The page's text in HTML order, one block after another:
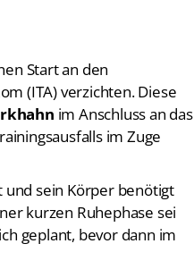
Start an den
(ITA) verzichten. Diese
im Anschluss an das
im Zuge
und sein Körper benötigt
kurzen Ruhephase sei
geplant, bevor dann im